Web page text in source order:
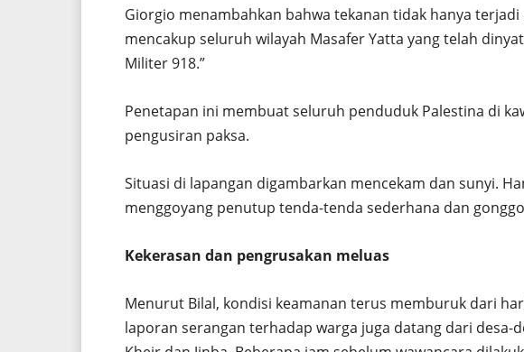
Giorgio menambahkan bahwa tekanan tidak hanya terjadi
mencakup seluruh wilayah Masafer Yatta yang telah
Militer 918.”
Penetapan ini membuat seluruh penduduk Palestina di
pengusiran paksa.
Situasi di lapangan digambarkan mencekam dan sunyi.
menggoyang penutup tenda-tenda sederhana dan
Kekerasan dan pengrusakan meluas
Menurut Bilal, kondisi keamanan terus memburuk dari
laporan serangan terhadap warga juga datang dari desa-